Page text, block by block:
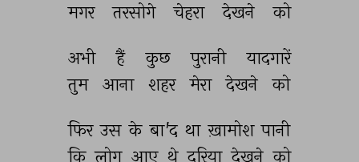
मगर
तरसोगे चेहरा देखने को
अभी हैं कुछ पुरानी
यादगारें
तुम
आना शहर मेरा देखने को
फिर उस के बा'द था ख़ामोश पानी
कि लोग आए थे दरिया देखने को